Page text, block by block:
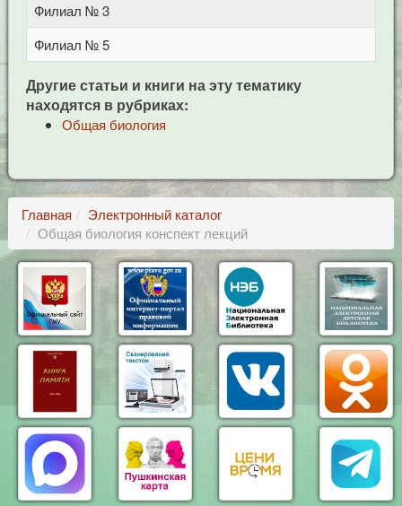
Филиал № 3
Филиал № 5
Другие статьи и книги на эту тематику
находятся в рубриках:
Общая биология
Главная
Электронный каталог
Общая биология конспект лекций